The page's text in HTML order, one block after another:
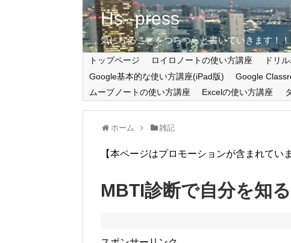
Hs--press
気になることをつらつらと書いていきます！！
トップページ ロイロノートの使い方講座 ドリ
Google基本的な使い方講座(iPad版)
Google
ムーブノートの使い方講座
Excelの使い方講座
ホーム 雑記
【本ページはプロモーションが含まれてい
MBTI診断で自分を知